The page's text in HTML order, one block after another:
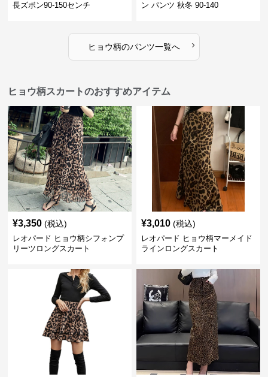
長ズボン90-150センチ
ン パンツ 秋冬 90-140
ヒョウ柄のパンツ一覧へ ›
ヒョウ柄スカートのおすすめアイテム
¥3,350 (税込)
レオパード ヒョウ柄シフォンプ
リーツロングスカート
¥3,010 (税込)
レオパード ヒョウ柄マーメイド
ラインロングスカート